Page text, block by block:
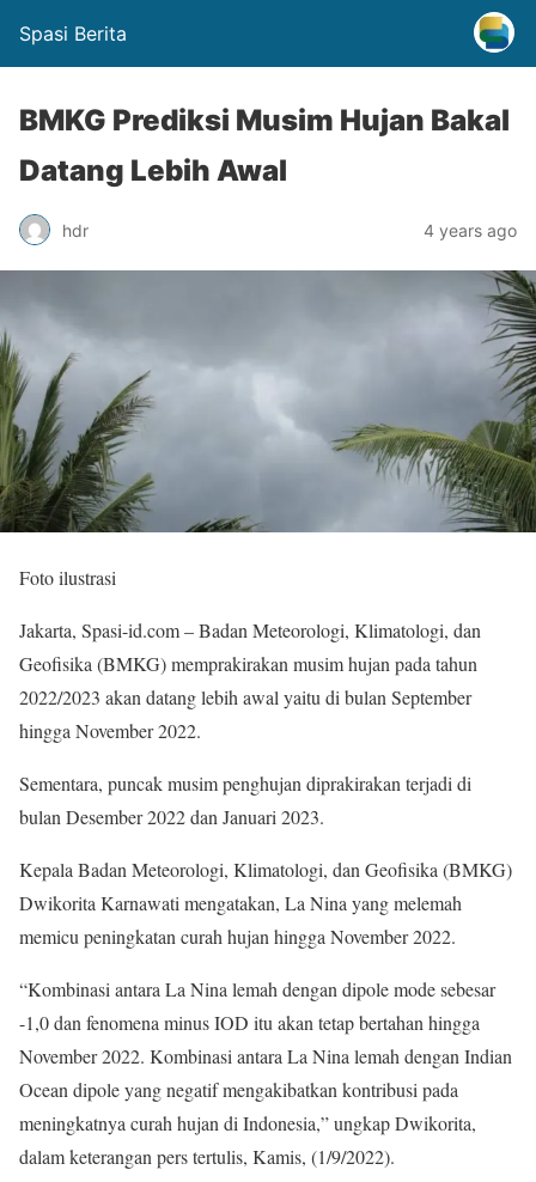
Spasi Berita
BMKG Prediksi Musim Hujan Bakal
Datang Lebih Awal
hdr 4 years ago
Foto ilustrasi
Jakarta, Spasi-id.com – Badan Meteorologi, Klimatologi, dan
Geofisika (BMKG) memprakirakan musim hujan pada tahun
2022/2023 akan datang lebih awal yaitu di bulan September
hingga November 2022.
Sementara, puncak musim penghujan diprakirakan terjadi di
bulan Desember 2022 dan Januari 2023.
Kepala Badan Meteorologi, Klimatologi, dan Geofisika (BMKG)
Dwikorita Karnawati mengatakan, La Nina yang melemah
memicu peningkatan curah hujan hingga November 2022.
“Kombinasi antara La Nina lemah dengan dipole mode sebesar
-1,0 dan fenomena minus IOD itu akan tetap bertahan hingga
November 2022. Kombinasi antara La Nina lemah dengan Indian
Ocean dipole yang negatif mengakibatkan kontribusi pada
meningkatnya curah hujan di Indonesia,” ungkap Dwikorita,
dalam keterangan pers tertulis, Kamis, (1/9/2022).